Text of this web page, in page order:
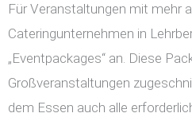
Für Veranstaltungen mit mehr
Cateringunternehmen in
„Eventpackages“ an. Diese
Großveranstaltungen
dem Essen auch alle